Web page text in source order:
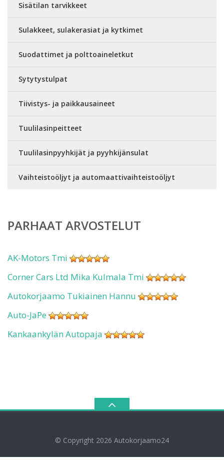
Sisätilan tarvikkeet
Sulakkeet, sulakerasiat ja kytkimet
Suodattimet ja polttoaineletkut
Sytytystulpat
Tiivistys- ja paikkausaineet
Tuulilasinpeitteet
Tuulilasinpyyhkijät ja pyyhkijänsulat
Vaihteistoöljyt ja automaattivaihteistoöljyt
PARHAAT ARVOSTELUT
AK-Motors Tmi
Corner Cars Ltd Mika Kulmala Tmi
Autokorjaamo Tukiainen Hannu
Auto-JaPe
Kankaankylän Autopaja
© Copyright 2026 Autokorjaamo24